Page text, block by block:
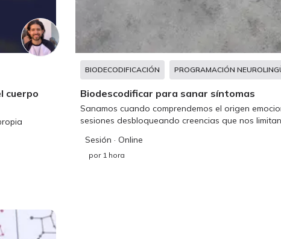
cuerpo
BIODECODIFICACIÓN PROGRAMACIÓN
Biodescodificar para sanar síntomas
Sanamos cuando comprendemos el origen
sesiones desbloqueando creencias que nos
Sesión · Online
por 1 hora